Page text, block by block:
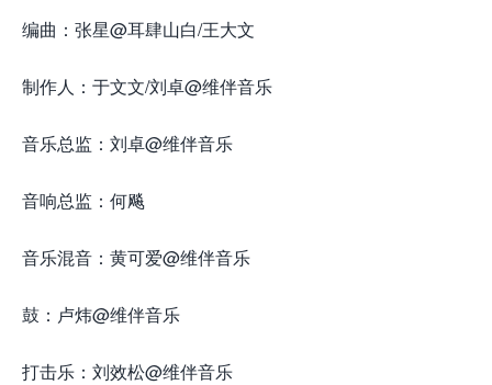
编曲：张星@耳肆山白/王大文
制作人：于文文/刘卓@维伴音乐
音乐总监：刘卓@维伴音乐
音响总监：何飚
音乐混音：黄可爱@维伴音乐
鼓：卢炜@维伴音乐
打击乐：刘效松@维伴音乐